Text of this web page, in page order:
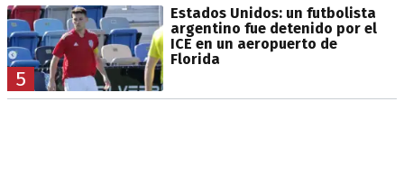
5
Estados Unidos: un futbolista
argentino fue detenido por el
ICE en un aeropuerto de
Florida